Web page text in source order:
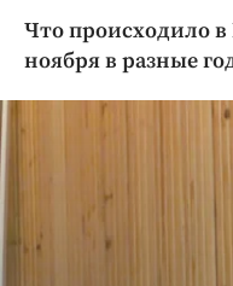
Культура
Образование
Что происходило в
ноября в разные